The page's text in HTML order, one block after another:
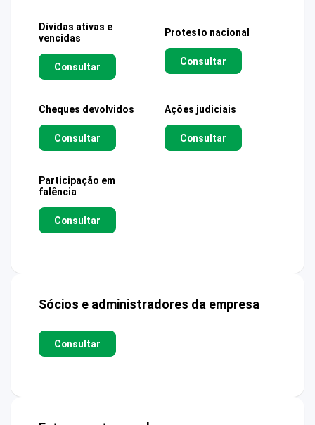
Dívidas ativas e
vencidas
Consultar
Protesto nacional
Consultar
Cheques devolvidos
Consultar
Ações judiciais
Consultar
Participação em
falência
Consultar
Sócios e administradores da empresa
Consultar